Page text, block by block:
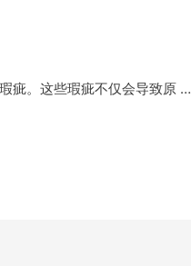
疵。这些瑕疵不仅会导致原 …